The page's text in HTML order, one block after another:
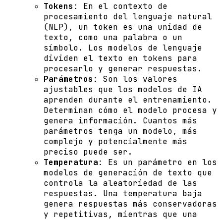
Tokens : En el contexto de
procesamiento del lenguaje natural
(NLP), un token es una unidad de
texto, como una palabra o un
símbolo. Los modelos de lenguaje
dividen el texto en tokens para
procesarlo y generar respuestas.
Parámetros : Son los valores
ajustables que los modelos de IA
aprenden durante el entrenamiento.
Determinan cómo el modelo procesa y
genera información. Cuantos más
parámetros tenga un modelo, más
complejo y potencialmente más
preciso puede ser.
Temperatura: Es un parámetro en los
modelos de generación de texto que
controla la aleatoriedad de las
respuestas. Una temperatura baja
genera respuestas más conservadoras
y repetitivas, mientras que una